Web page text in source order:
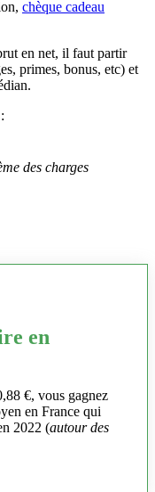
chèque cadeau
en net, il faut partir
primes, bonus, etc) et
des charges
en
€, vous gagnez
en France qui
2022 (autour des